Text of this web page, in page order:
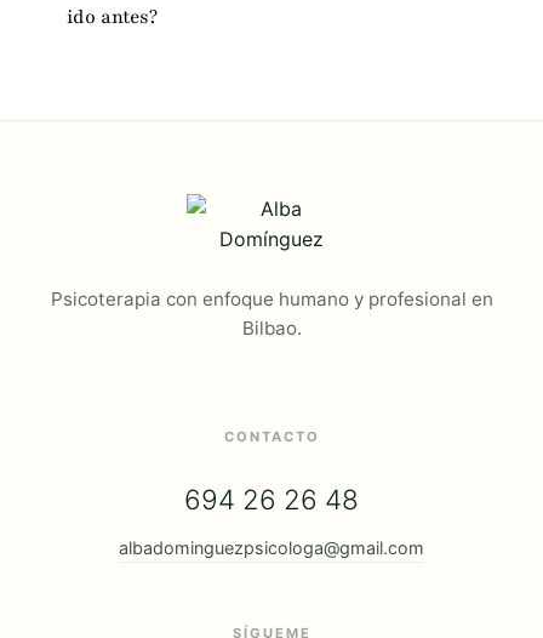
ido antes?
Psicoterapia con enfoque humano y profesional en
Bilbao.
CONTACTO
694 26 26 48
albadominguezpsicologa@gmail.com
SÍGUEME